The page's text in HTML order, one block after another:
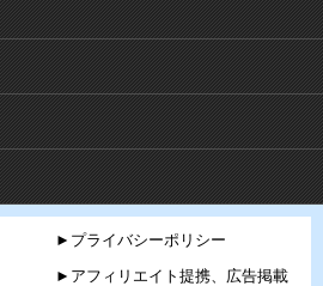
►プライバシーポリシー
►アフィリエイト提携、広告掲載